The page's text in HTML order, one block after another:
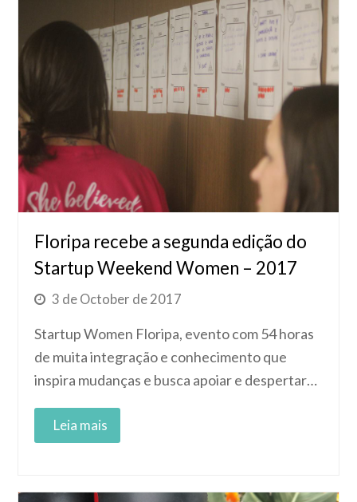
Floripa recebe a segunda edição do
Startup Weekend Women – 2017
3 de October de 2017
Startup Women Floripa, evento com 54 horas
de muita integração e conhecimento que
inspira mudanças e busca apoiar e despertar…